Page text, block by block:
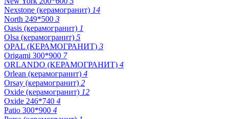
Nexstone (керамогранит) 14
North 249*500 3
Oasis (керамогранит) 1
Olsa (керамогранит) 5
OPAL (КЕРАМОГРАНИТ) 3
Origami 300*900 7
ORLANDO (КЕРАМОГРАНИТ) 4
Orlean (керамогранит) 4
Orsay (керамогранит) 2
Oxide (керамогранит) 12
Oxide 246*740 4
Patio 300*900 4